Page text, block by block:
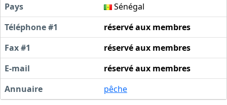
Pays
Sénégal
Téléphone #1
réservé aux membres
Fax #1
réservé aux membres
E-mail
réservé aux membres
Annuaire
pêche